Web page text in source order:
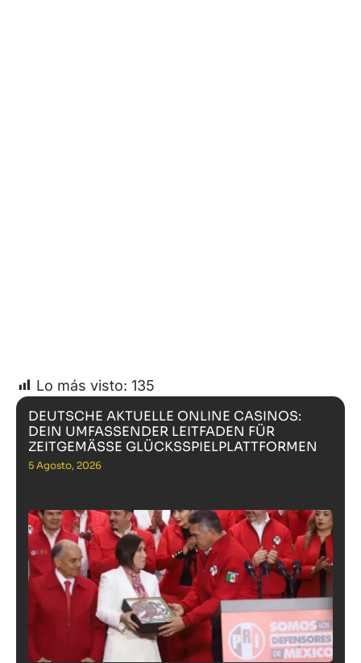
Lo más visto: 135
DEUTSCHE AKTUELLE ONLINE CASINOS:
DEIN UMFASSENDER LEITFADEN FÜR
ZEITGEMÄSSE GLÜCKSSPIELPLATTFORMEN
5 Agosto, 2026